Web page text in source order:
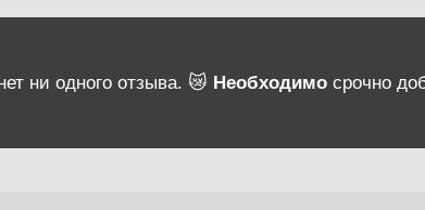
ни одного отзыва. 😿 Необходимо срочно